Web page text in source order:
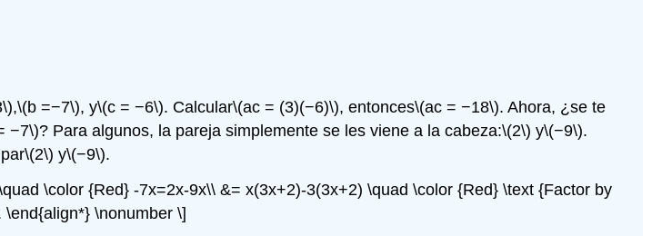
,\(b =−7\), y\(c = −6\). Calcular\(ac = (3)(−6)\), entonces\(ac = −18\). Ahora, ¿se te
−7\)? Para algunos, la pareja simplemente se les viene a la cabeza:\(2\) y\(−9\).
\(2\) y\(−9\).
\color {Red} -7x=2x-9x\\ &= x(3x+2)-3(3x+2) \quad \color {Red} \text {Factor by
\nonumber \]